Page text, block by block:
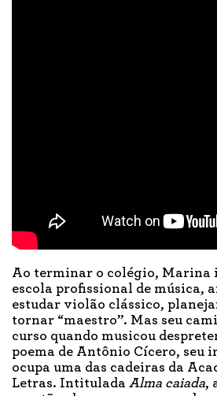
Ao terminar o colégio, Marina
escola profissional de música,
estudar violão clássico,
tornar “maestro”. Mas seu
curso quando musicou
poema de Antônio Cícero, seu
ocupa uma das cadeiras da
Letras. Intitulada Alma caiada,